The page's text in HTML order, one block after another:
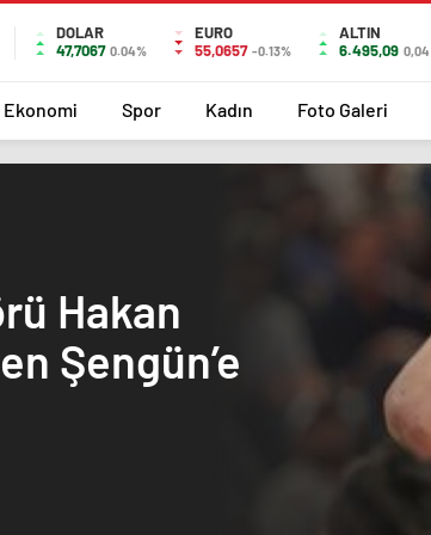
DOLAR
47,7067 0.04%
EURO
55,0657 -0.13%
ALTIN
6.495,09 0,04
Ekonomi Spor Kadın Foto Galeri
Hakan
Şengün’e